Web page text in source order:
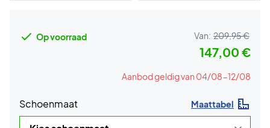
Op voorraad Van: 209,95 €
147,00 €
Aanbod geldig van 04/08-12/08
Schoenmaat Maattabel